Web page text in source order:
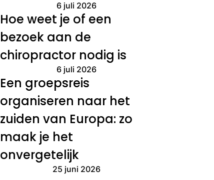
6 juli 2026
Hoe weet je of een
bezoek aan de
chiropractor nodig is
6 juli 2026
Een groepsreis
organiseren naar het
zuiden van Europa: zo
maak je het
onvergetelijk
25 juni 2026